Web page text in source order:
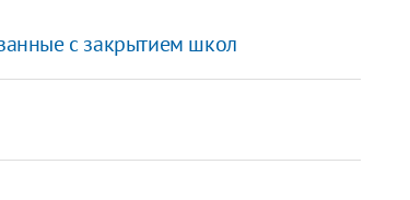
с закрытием школ